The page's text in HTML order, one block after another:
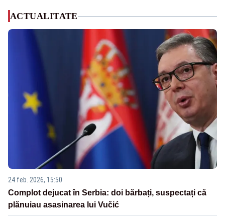
ACTUALITATE
24 feb. 2026, 15:50
Complot dejucat în Serbia: doi bărbați, suspectați că
plănuiau asasinarea lui Vučić